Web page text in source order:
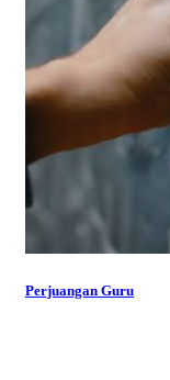
Perjuangan Guru